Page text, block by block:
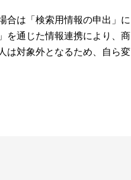
合は「検索用情報の申出」に
を通じた情報連携により、商
は対象外となるため、自ら変